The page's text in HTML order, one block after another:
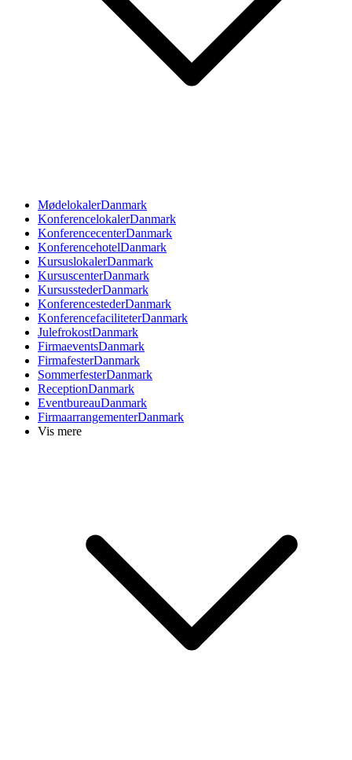
MødelokalerDanmark
KonferencelokalerDanmark
KonferencecenterDanmark
KonferencehotelDanmark
KursuslokalerDanmark
KursuscenterDanmark
KursusstederDanmark
KonferencestederDanmark
KonferencefaciliteterDanmark
JulefrokostDanmark
FirmaeventsDanmark
FirmafesterDanmark
SommerfesterDanmark
ReceptionDanmark
EventbureauDanmark
FirmaarrangementerDanmark
Vis mere